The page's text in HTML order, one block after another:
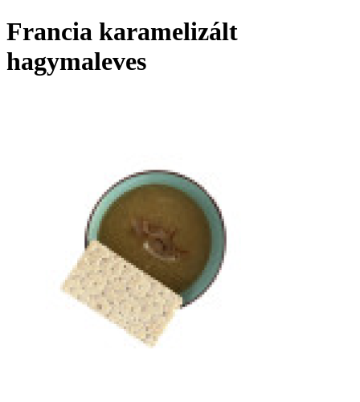
Francia karamelizált
hagymaleves